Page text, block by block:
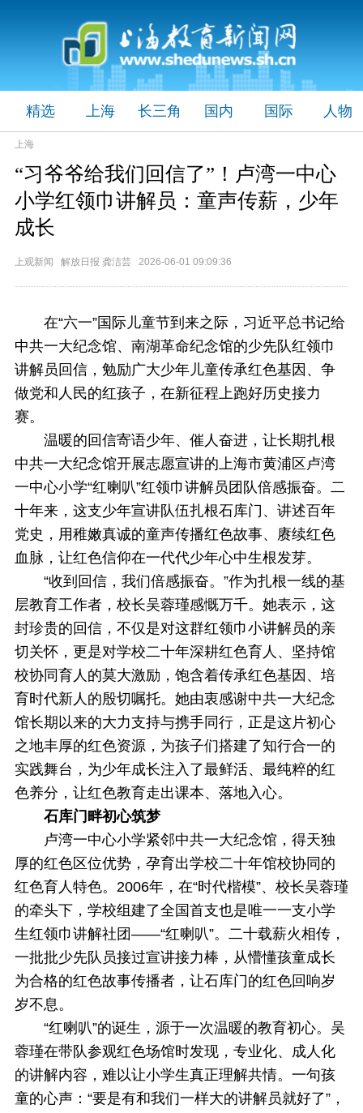
精选 上海 长三角 国内 国际 人物
上海
“习爷爷给我们回信了”！卢湾一中心
小学红领巾讲解员：童声传薪，少年
成长
上观新闻 解放日报 龚洁芸 2026-06-01 09:09:36
在“六一”国际儿童节到来之际，习近平总书记给
中共一大纪念馆、南湖革命纪念馆的少先队红领巾
讲解员回信，勉励广大少年儿童传承红色基因、争
做党和人民的红孩子，在新征程上跑好历史接力
赛。
温暖的回信寄语少年、催人奋进，让长期扎根
中共一大纪念馆开展志愿宣讲的上海市黄浦区卢湾
一中心小学“红喇叭”红领巾讲解员团队倍感振奋。二
十年来，这支少年宣讲队伍扎根石库门、讲述百年
党史，用稚嫩真诚的童声传播红色故事、赓续红色
血脉，让红色信仰在一代代少年心中生根发芽。
“收到回信，我们倍感振奋。”作为扎根一线的基
层教育工作者，校长吴蓉瑾感慨万千。她表示，这
封珍贵的回信，不仅是对这群红领巾小讲解员的亲
切关怀，更是对学校二十年深耕红色育人、坚持馆
校协同育人的莫大激励，饱含着传承红色基因、培
育时代新人的殷切嘱托。她由衷感谢中共一大纪念
馆长期以来的大力支持与携手同行，正是这片初心
之地丰厚的红色资源，为孩子们搭建了知行合一的
实践舞台，为少年成长注入了最鲜活、最纯粹的红
色养分，让红色教育走出课本、落地入心。
石库门畔初心筑梦
卢湾一中心小学紧邻中共一大纪念馆，得天独
厚的红色区位优势，孕育出学校二十年馆校协同的
红色育人特色。2006年，在“时代楷模”、校长吴蓉瑾
的牵头下，学校组建了全国首支也是唯一一支小学
生红领巾讲解社团——“红喇叭”。二十载薪火相传，
一批批少先队员接过宣讲接力棒，从懵懂孩童成长
为合格的红色故事传播者，让石库门的红色回响岁
岁不息。
“红喇叭”的诞生，源于一次温暖的教育初心。吴
蓉瑾在带队参观红色场馆时发现，专业化、成人化
的讲解内容，难以让小学生真正理解共情。一句孩
童的心声：“要是有和我们一样大的讲解员就好了”，